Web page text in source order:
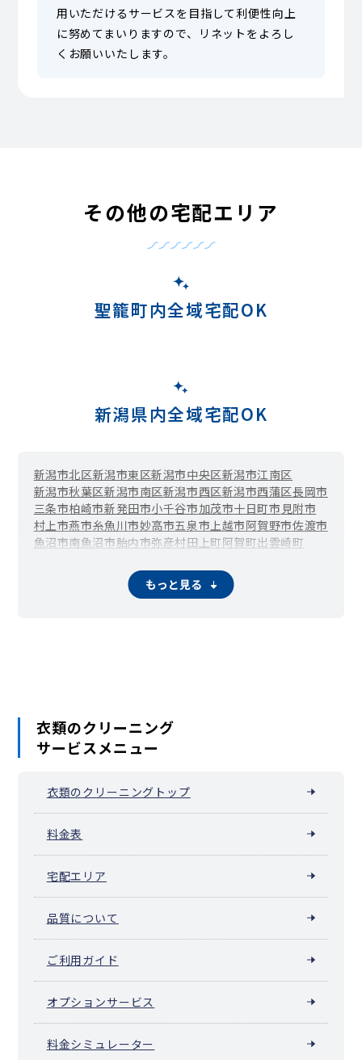
用いただけるサービスを目指して利便性向上
に努めてまいりますので、リネットをよろし
くお願いいたします。
その他の宅配エリア
聖籠町内全域宅配OK
新潟県内全域宅配OK
新潟市北区新潟市東区新潟市中央区新潟市江南区
新潟市秋葉区新潟市南区新潟市西区新潟市西蒲区長岡市
三条市柏崎市新発田市小千谷市加茂市十日町市 見附市
村上市燕市糸魚川市妙高市五泉市 上越市阿賀野市佐渡市
魚沼市南魚沼市胎内市弥彦村田上町阿賀町出雲崎町
もっと見る
衣類のクリーニング
サービスメニュー
衣類のクリーニングトップ
料金表
宅配エリア
品質について
ご利用ガイド
オプションサービス
料金シミュレーター